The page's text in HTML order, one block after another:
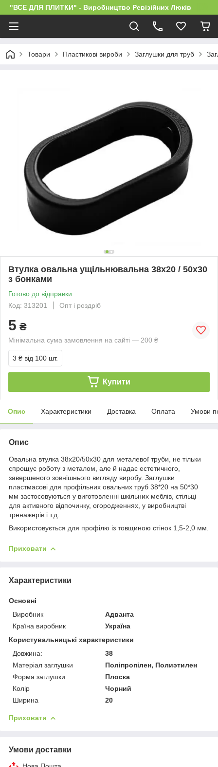
"ВСЕ ДЛЯ ПЛИТКИ" - Виробництво Ревізійних Люків
Товари Пластикові вироби Заглушки для труб
Втулка овальна ущільнювальна 38x20 / 50x30
з бонками
Готово до відправки
Код: 313201
Опт і роздріб
5 ₴
Мінімальна сума замовлення на сайті — 200 ₴
3 ₴ від 100 шт.
Купити
Опис Характеристики Доставка Оплата Умови
Опис
Овальна втулка 38x20/50x30 для металевої труби, не тільки
спрощує роботу з металом, але й надає естетичного,
завершеного зовнішнього вигляду виробу. Заглушки
пластмасові для профільних овальних труб 38*20 на 50*30
мм застосовуються у виготовленні шкільних меблів, стільці
для активного відпочинку, огородженнях, у виробництві
тренажерів і т.д.
Використовується для профілю із товщиною стінок 1,5-2,0 мм.
Приховати
Характеристики
Основні
Виробник
Адванта
Країна виробник
Україна
Користувальницькі характеристики
Довжина:
38
Матеріал заглушки
Поліпропілен, Полиэтилен
Форма заглушки
Плоска
Колір
Чорний
Ширина
20
Приховати
Умови доставки